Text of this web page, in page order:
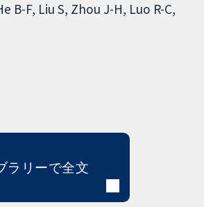
B-F Liu S Zhou J-H Luo R-C
ラリーで全文